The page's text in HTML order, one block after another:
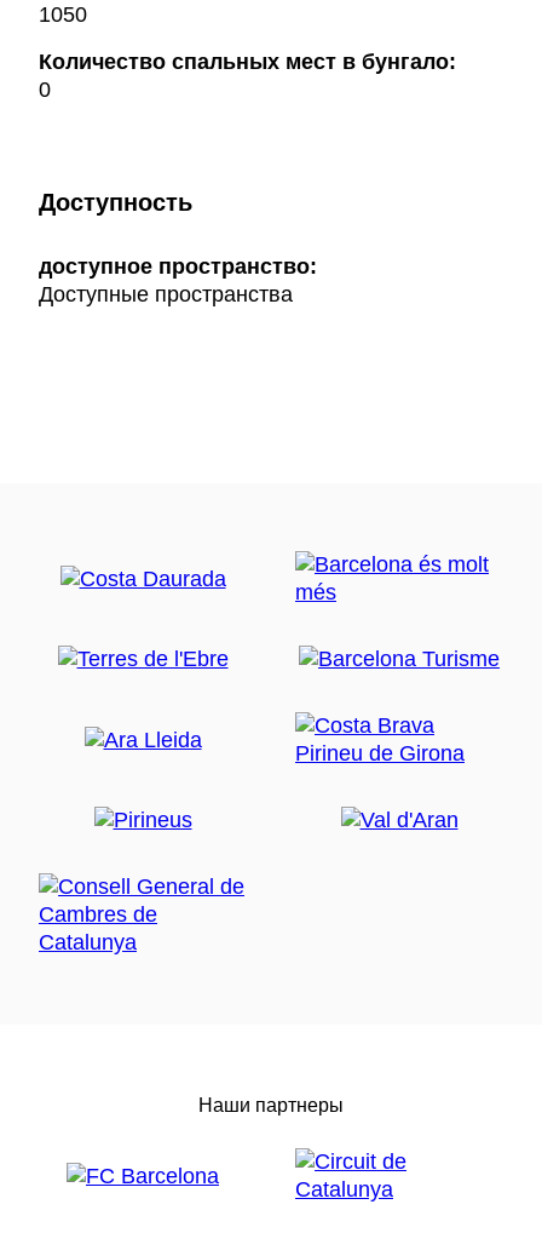
1050
Количество спальных мест в бунгало:
0
Доступность
доступное пространство:
Доступные пространства
Наши партнеры